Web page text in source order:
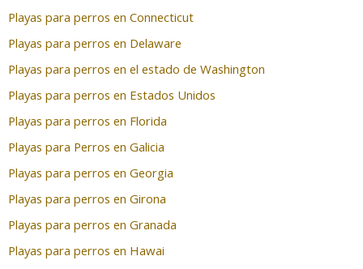
Playas para perros en Connecticut
Playas para perros en Delaware
Playas para perros en el estado de Washington
Playas para perros en Estados Unidos
Playas para perros en Florida
Playas para Perros en Galicia
Playas para perros en Georgia
Playas para perros en Girona
Playas para perros en Granada
Playas para perros en Hawai